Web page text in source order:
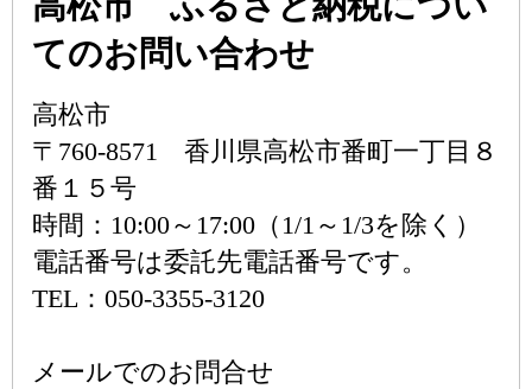
てのお問い合わせ
高松市
〒760-8571 香川県高松市番町一丁目８
番１５号
時間：10:00～17:00（1/1～1/3を除く）
電話番号は委託先電話番号です。
TEL：050-3355-3120
メールでのお問合せ